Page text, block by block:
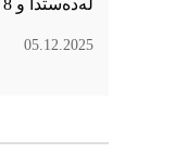
05.12.2025